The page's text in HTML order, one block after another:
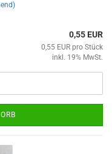
0,55 EUR
0,55 EUR pro Stück
inkl. 19% MwSt.